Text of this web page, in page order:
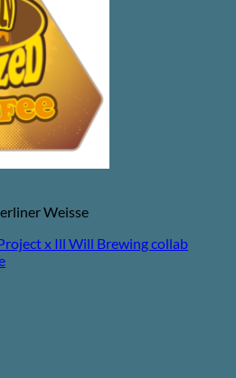
Weisse
x Ill Will Brewing collab